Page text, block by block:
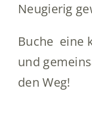
Neugierig
Buche eine
und
den Weg!